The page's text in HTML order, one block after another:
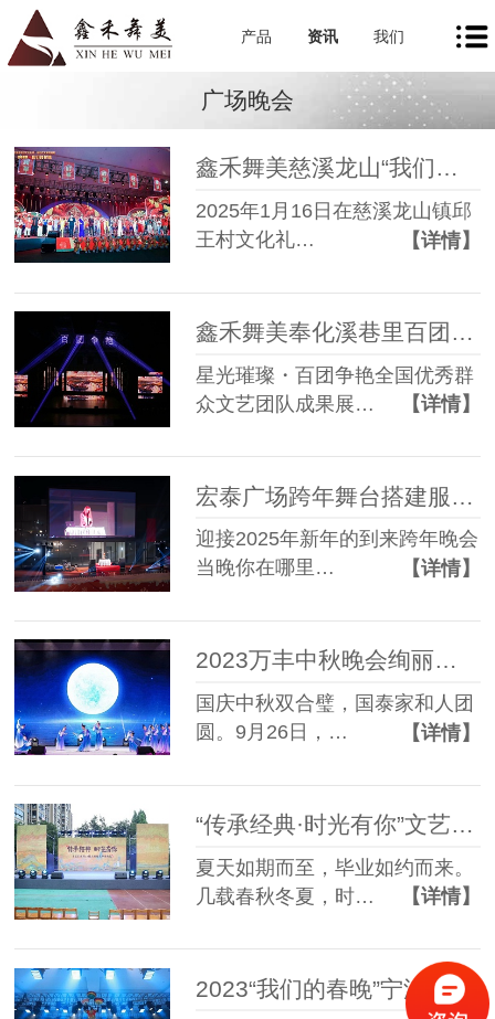
产品 资讯 我们
广场晚会
鑫禾舞美慈溪龙山“我们的村晚"大舞台搭建服务
2025年1月16日在慈溪龙山镇邱
王村文化礼…
【详情】
鑫禾舞美奉化溪巷里百团汇演灯光音响租赁成功案例
星光璀璨・百团争艳全国优秀群
众文艺团队成果展…
【详情】
迎接2025年新年的到来跨年晚会
当晚你在哪里…
【详情】
2023万丰中秋晚会绚丽呈现，灯光设备租赁服务是哪家？
国庆中秋双合璧，国泰家和人团
圆。9月26日，…
【详情】
“传承经典·时光有你”文艺汇演灯光音响租赁成功案例
夏天如期而至，毕业如约而来。
几载春秋冬夏，时…
【详情】
2023“我们的春晚”宁波舞台灯光租赁成功案例